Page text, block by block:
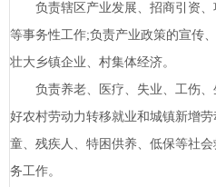
负责辖区产业发展、招商引资、
等事务性工作;负责产业政策的宣传
壮大乡镇企业、村集体经济。
负责养老、医疗、失业、工伤、
好农村劳动力转移就业和城镇新增
童、残疾人、特困供养、低保等社
务工作。